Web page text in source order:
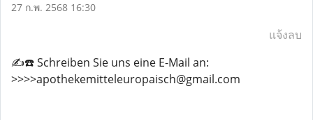
27 ก.พ. 2568 16:30
แจ้งลบ
✍️☎️ Schreiben Sie uns eine E-Mail an:
>>>>apothekemitteleuropaisch@gmail.com